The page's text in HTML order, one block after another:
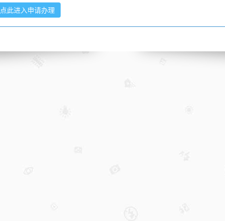
点此进入申请办理